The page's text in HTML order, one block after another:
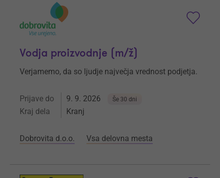
Vodja proizvodnje (m/ž)
Verjamemo, da so ljudje največja vrednost podjetja.
Prijave do 9. 9. 2026 Še 30 dni
Kraj dela Kranj
Dobrovita d.o.o. Vsa delovna mesta